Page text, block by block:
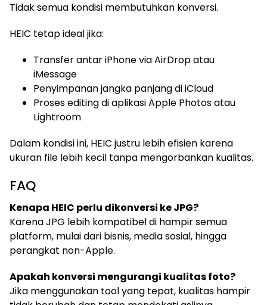
Tidak semua kondisi membutuhkan konversi.
HEIC tetap ideal jika:
Transfer antar iPhone via AirDrop atau
iMessage
Penyimpanan jangka panjang di iCloud
Proses editing di aplikasi Apple Photos atau
Lightroom
Dalam kondisi ini, HEIC justru lebih efisien karena
ukuran file lebih kecil tanpa mengorbankan kualitas.
FAQ
Kenapa HEIC perlu dikonversi ke JPG?
Karena JPG lebih kompatibel di hampir semua
platform, mulai dari bisnis, media sosial, hingga
perangkat non-Apple.
Apakah konversi mengurangi kualitas foto?
Jika menggunakan tool yang tepat, kualitas hampir